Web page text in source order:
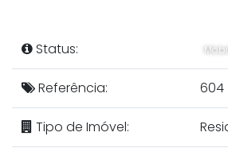
Status:
Referência: 604
Tipo de Imóvel: